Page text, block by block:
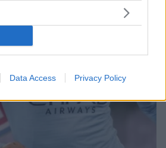
Data Access Privacy Policy